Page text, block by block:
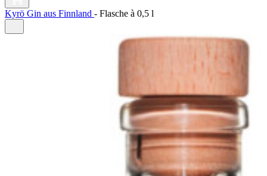
Kyrö Gin aus Finnland - Flasche à 0,5 l